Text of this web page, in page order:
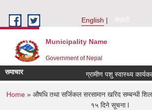
English
नेपाली
Municipality Name
Government of Nepal
समाचार ग्रामीण पशु स्वास्थ्य
You are here
Home» औषधि तथा सर्जिकल सरसामान खरिद सम्बन्धी
१५ दिने सूचना l